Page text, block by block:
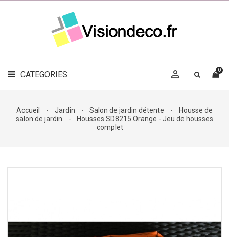
CATEGORIES 0

LE
MAG
DÉCO

DÉCO
OUTDOOR
Accueil Jardin Salon de jardin détente
Housse de
salon de jardin
Housses SD8215 Orange - Jeu de housses
complet